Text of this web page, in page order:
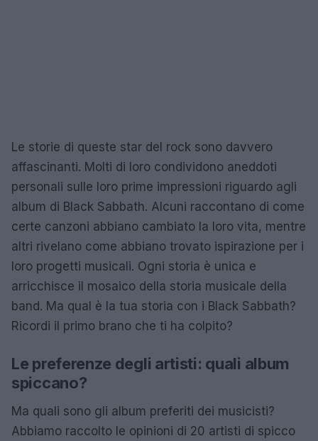
Le storie di queste star del rock sono davvero
affascinanti. Molti di loro condividono aneddoti
personali sulle loro prime impressioni riguardo agli
album di Black Sabbath. Alcuni raccontano di come
certe canzoni abbiano cambiato la loro vita, mentre
altri rivelano come abbiano trovato ispirazione per i
loro progetti musicali. Ogni storia è unica e
arricchisce il mosaico della storia musicale della
band. Ma qual è la tua storia con i Black Sabbath?
Ricordi il primo brano che ti ha colpito?
Le preferenze degli artisti: quali album
spiccano?
Ma quali sono gli album preferiti dei musicisti?
Abbiamo raccolto le opinioni di 20 artisti di spicco